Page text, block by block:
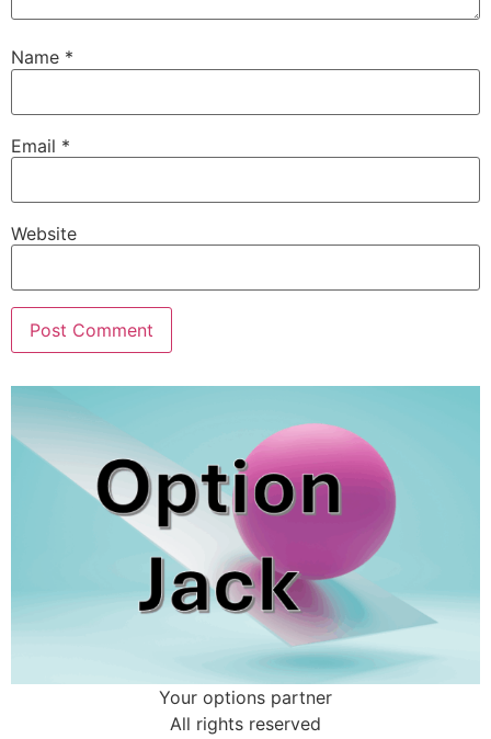
Name *
Email *
Website
Your options partner
All rights reserved